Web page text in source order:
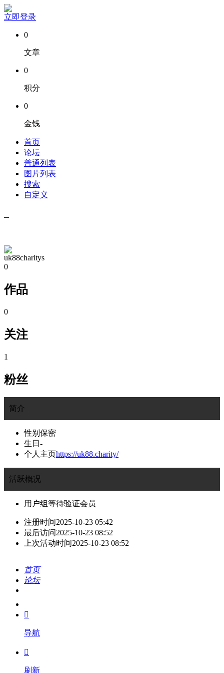
立即登录
0
文章
0
积分
0
金钱
首页
论坛
普通列表
图片列表
搜索
自定义
uk88charitys
0
作品
0
关注
1
粉丝
简介
性别 保密
生日 -
个人主页https://uk88.charity/
活跃概况
用户组等待验证会员
注册时间2025-10-23 05:42
最后访问2025-10-23 08:52
上次活动时间2025-10-23 08:52
首页
论坛
我的

导航

刷新